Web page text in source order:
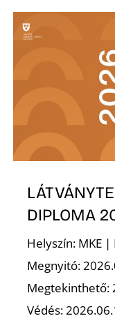
DIPLOMA
Helyszín: MKE
Megnyitó:
Megtekinthető:
Védés: